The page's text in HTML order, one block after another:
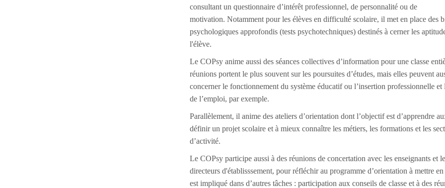
consultant un questionnaire d’intérêt professionnel, de personnalité ou de
motivation. Notamment pour les élèves en difficulté scolaire, il met en place des
psychologiques approfondis (tests psychotechniques) destinés à cerner les
l'élève.
Le COPsy anime aussi des séances collectives d’information pour une classe
réunions portent le plus souvent sur les poursuites d’études, mais elles peuvent
concerner le fonctionnement du système éducatif ou l’insertion professionnelle et
de l’emploi, par exemple.
Parallèlement, il anime des ateliers d’orientation dont l’objectif est d’apprendre
définir un projet scolaire et à mieux connaître les métiers, les formations et les
d’activité.
Le COPsy participe aussi à des réunions de concertation avec les enseignants et
directeurs d'établisssement, pour réfléchir au programme d’orientation à mettre
est impliqué dans d’autres tâches : participation aux conseils de classe et à des